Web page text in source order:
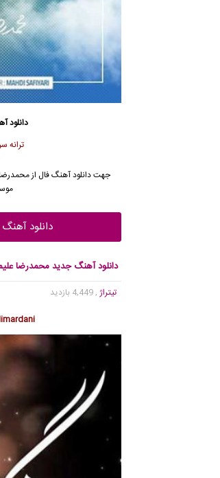
دانلود
ترانه
جهت دانلود آهنگ فال از
دانلود
دانلود آهنگ جدید محمدرضا
تیتراژ , 4,449 بازدید